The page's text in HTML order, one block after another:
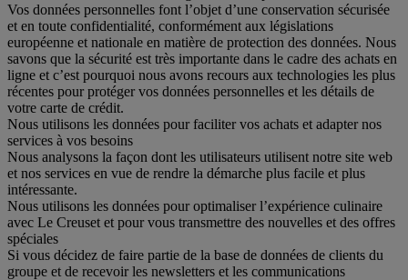
Vos données personnelles font l’objet d’une conservation sécurisée
et en toute confidentialité, conformément aux législations
européenne et nationale en matière de protection des données. Nous
savons que la sécurité est très importante dans le cadre des achats en
ligne et c’est pourquoi nous avons recours aux technologies les plus
récentes pour protéger vos données personnelles et les détails de
votre carte de crédit.
Nous utilisons les données pour faciliter vos achats et adapter nos
services à vos besoins
Nous analysons la façon dont les utilisateurs utilisent notre site web
et nos services en vue de rendre la démarche plus facile et plus
intéressante.
Nous utilisons les données pour optimaliser l’expérience culinaire
avec Le Creuset et pour vous transmettre des nouvelles et des offres
spéciales
Si vous décidez de faire partie de la base de données de clients du
groupe et de recevoir les newsletters et les communications